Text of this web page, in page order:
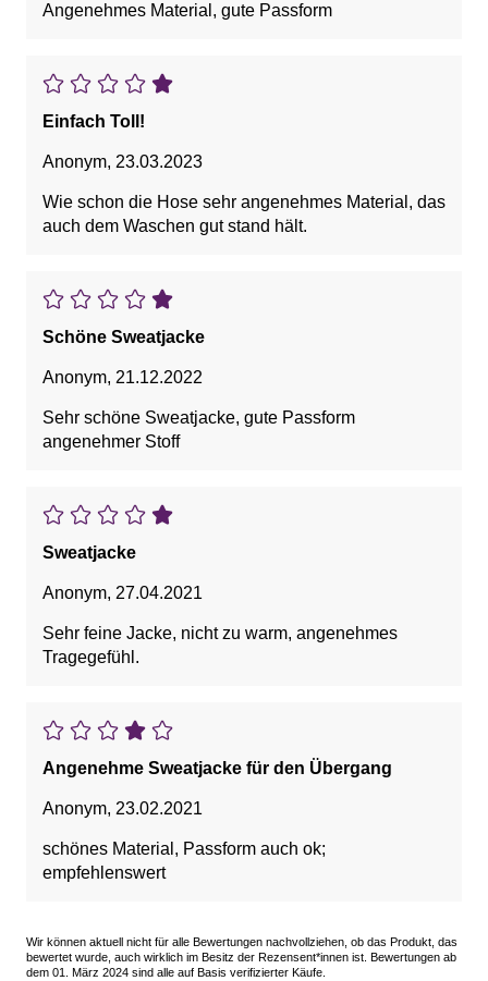
Angenehmes Material, gute Passform
Einfach Toll!
Anonym, 23.03.2023
Wie schon die Hose sehr angenehmes Material, das
auch dem Waschen gut stand hält.
Schöne Sweatjacke
Anonym, 21.12.2022
Sehr schöne Sweatjacke, gute Passform
angenehmer Stoff
Sweatjacke
Anonym, 27.04.2021
Sehr feine Jacke, nicht zu warm, angenehmes
Tragegefühl.
Angenehme Sweatjacke für den Übergang
Anonym, 23.02.2021
schönes Material, Passform auch ok;
empfehlenswert
Wir können aktuell nicht für alle Bewertungen nachvollziehen, ob das Produkt, das
bewertet wurde, auch wirklich im Besitz der Rezensent*innen ist. Bewertungen ab
dem 01. März 2024 sind alle auf Basis verifizierter Käufe.